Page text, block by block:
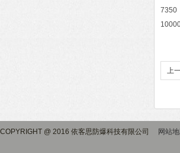
7350
上
COPYRIGHT @ 2016 依客思防爆科技有限公司 网站